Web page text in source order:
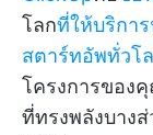
โลกที่ให้บริกา
สตาร์ทอัพทั่วโ
โครงการของ
ที่ทรงพลังบาง